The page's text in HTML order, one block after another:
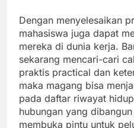
Dengan menyelesaikan
mahasiswa juga dapat
mereka di dunia kerja.
sekarang mencari-cari
praktis practical dan
maka magang bisa
pada daftar riwayat
hubungan yang
membuka pintu untuk